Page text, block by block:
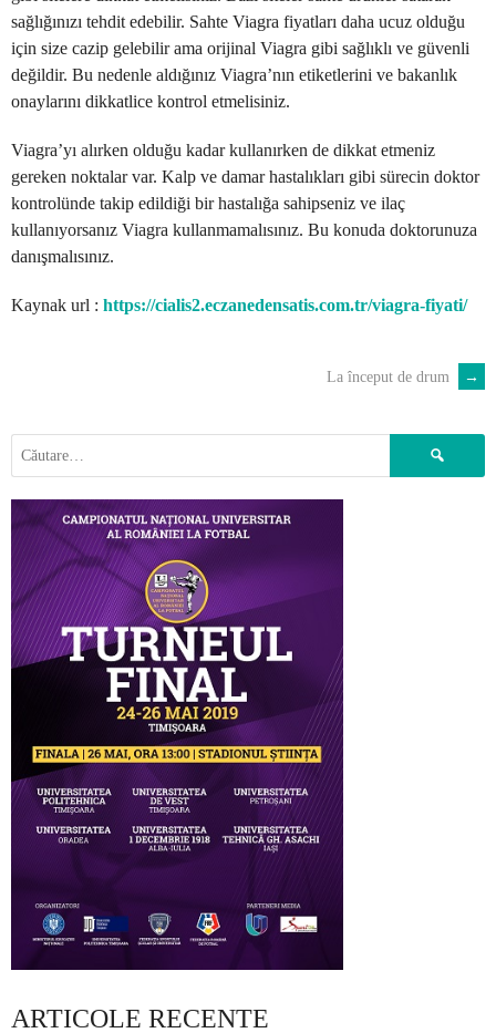
sağlığınızı tehdit edebilir. Sahte Viagra fiyatları daha ucuz olduğu
için size cazip gelebilir ama orijinal Viagra gibi sağlıklı ve güvenli
değildir. Bu nedenle aldığınız Viagra’nın etiketlerini ve bakanlık
onaylarını dikkatlice kontrol etmelisiniz.
Viagra’yı alırken olduğu kadar kullanırken de dikkat etmeniz
gereken noktalar var. Kalp ve damar hastalıkları gibi sürecin doktor
kontrolünde takip edildiği bir hastalığa sahipseniz ve ilaç
kullanıyorsanız Viagra kullanmamalısınız. Bu konuda doktorunuza
danışmalısınız.
Kaynak url : https://cialis2.eczanedensatis.com.tr/viagra-fiyati/
NAVIGATION
La început de drum →
ARTICOLE RECENTE